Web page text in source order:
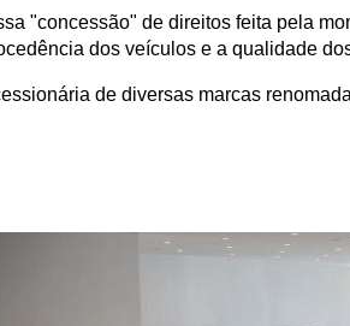
"concessão" de direitos feita pela
dos veículos e a qualidade
de diversas marcas